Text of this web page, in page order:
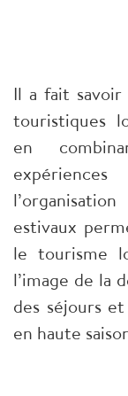
Il a fait
touristiques
en
estivaux
le tourisme
l’image de la
des séjours
en haute